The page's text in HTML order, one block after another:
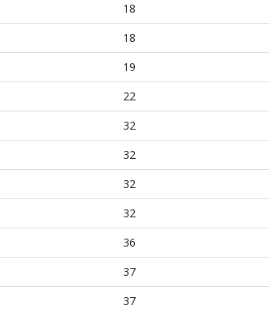
18
18
19
22
32
32
32
32
36
37
37